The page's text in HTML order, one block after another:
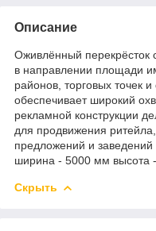
Описание
Оживлённый перекрёсток
в направлении площади
районов, торговых точек
обеспечивает широкий
рекламной конструкции
для продвижения
предложений и
ширина - 5000 мм высота
Скрыть